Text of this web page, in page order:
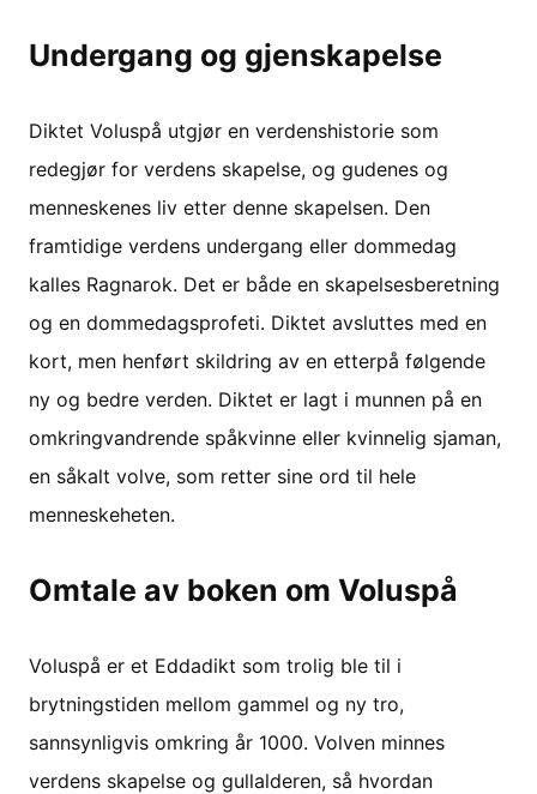
Undergang og gjenskapelse
Diktet Voluspå utgjør en verdenshistorie som
redegjør for verdens skapelse, og gudenes og
menneskenes liv etter denne skapelsen. Den
framtidige verdens undergang eller dommedag
kalles Ragnarok. Det er både en skapelsesberetning
og en dommedagsprofeti. Diktet avsluttes med en
kort, men henført skildring av en etterpå følgende
ny og bedre verden. Diktet er lagt i munnen på en
omkringvandrende spåkvinne eller kvinnelig sjaman,
en såkalt volve, som retter sine ord til hele
menneskeheten.
Omtale av boken om Voluspå
Voluspå er et Eddadikt som trolig ble til i
brytningstiden mellom gammel og ny tro,
sannsynligvis omkring år 1000. Volven minnes
verdens skapelse og gullalderen, så hvordan